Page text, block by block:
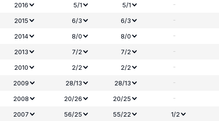
2016 5/1 5/1 -
2015 6/3 6/3 -
2014 8/0 8/0 -
2013 7/2 7/2 -
2010 2/2 2/2 -
2009 28/13 28/13 -
2008 20/26 20/25 -
2007 56/25 55/22
1/2